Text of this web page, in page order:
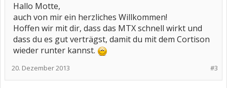
Hallo Motte,
auch von mir ein herzliches Willkommen!
Hoffen wir mit dir, dass das MTX schnell wirkt und
dass du es gut verträgst, damit du mit dem Cortison
wieder runter kannst.
#3
20. Dezember 2013